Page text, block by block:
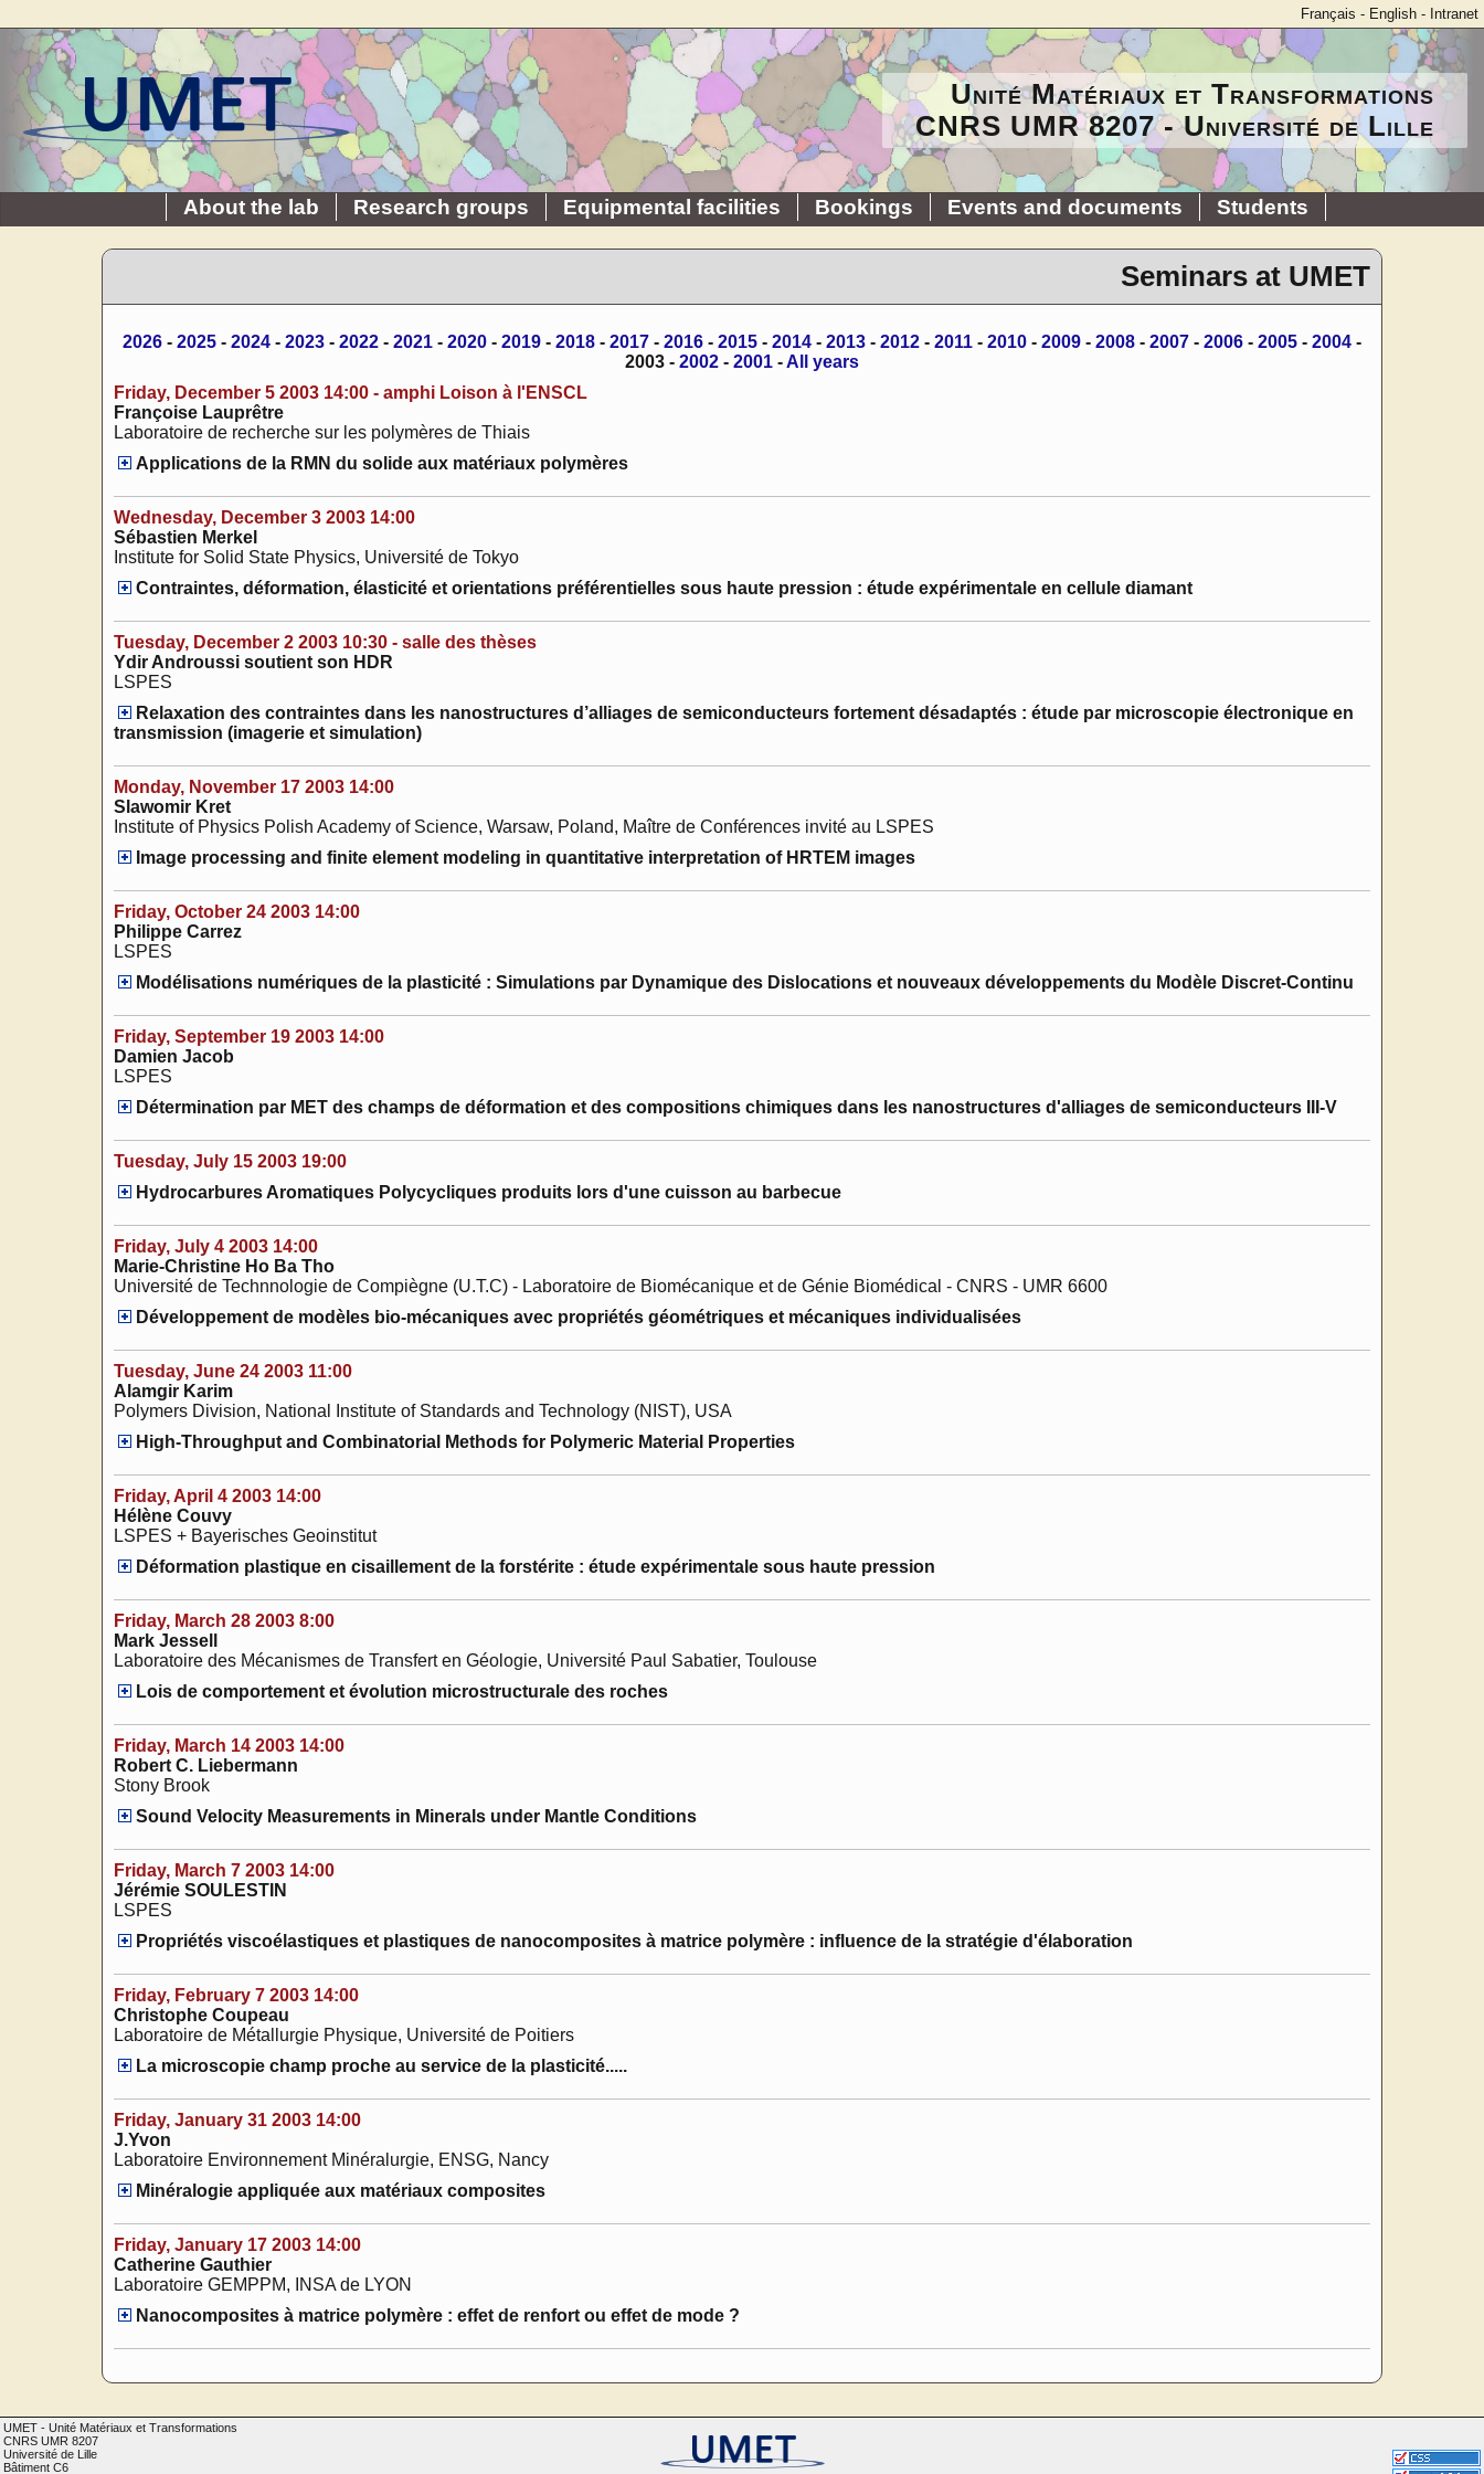
Français - English - Intranet
Unité Matériaux et Transformations
CNRS UMR 8207 - Université de Lille
About the lab Research groups Equipmental facilities Bookings Events and documents Students
Seminars at UMET
2026 - 2025 - 2024 - 2023 - 2022 - 2021 - 2020 - 2019 - 2018 - 2017 - 2016 - 2015 - 2014 - 2013 - 2012 - 2011 - 2010 - 2009 - 2008 - 2007 - 2006 - 2005 - 2004 -
2003 - 2002 - 2001 -All years
Friday, December 5 2003 14:00 - amphi Loison à l'ENSCL
Françoise Lauprêtre
Laboratoire de recherche sur les polymères de Thiais
Applications de la RMN du solide aux matériaux polymères
Wednesday, December 3 2003 14:00
Sébastien Merkel
Institute for Solid State Physics, Université de Tokyo
Contraintes, déformation, élasticité et orientations préférentielles sous haute pression : étude expérimentale en cellule diamant
Tuesday, December 2 2003 10:30 - salle des thèses
Ydir Androussi soutient son HDR
LSPES
Relaxation des contraintes dans les nanostructures d’alliages de semiconducteurs fortement désadaptés : étude par microscopie électronique en
transmission (imagerie et simulation)
Monday, November 17 2003 14:00
Slawomir Kret
Institute of Physics Polish Academy of Science, Warsaw, Poland, Maître de Conférences invité au LSPES
Image processing and finite element modeling in quantitative interpretation of HRTEM images
Friday, October 24 2003 14:00
Philippe Carrez
LSPES
Modélisations numériques de la plasticité : Simulations par Dynamique des Dislocations et nouveaux développements du Modèle Discret-Continu
Friday, September 19 2003 14:00
Damien Jacob
LSPES
Détermination par MET des champs de déformation et des compositions chimiques dans les nanostructures d'alliages de semiconducteurs III-V
Tuesday, July 15 2003 19:00
Hydrocarbures Aromatiques Polycycliques produits lors d'une cuisson au barbecue
Friday, July 4 2003 14:00
Marie-Christine Ho Ba Tho
Université de Technnologie de Compiègne (U.T.C) - Laboratoire de Biomécanique et de Génie Biomédical - CNRS - UMR 6600
Développement de modèles bio-mécaniques avec propriétés géométriques et mécaniques individualisées
Tuesday, June 24 2003 11:00
Alamgir Karim
Polymers Division, National Institute of Standards and Technology (NIST), USA
High-Throughput and Combinatorial Methods for Polymeric Material Properties
Friday, April 4 2003 14:00
Hélène Couvy
LSPES + Bayerisches Geoinstitut
Déformation plastique en cisaillement de la forstérite : étude expérimentale sous haute pression
Friday, March 28 2003 8:00
Mark Jessell
Laboratoire des Mécanismes de Transfert en Géologie, Université Paul Sabatier, Toulouse
Lois de comportement et évolution microstructurale des roches
Friday, March 14 2003 14:00
Robert C. Liebermann
Stony Brook
Sound Velocity Measurements in Minerals under Mantle Conditions
Friday, March 7 2003 14:00
Jérémie SOULESTIN
LSPES
Propriétés viscoélastiques et plastiques de nanocomposites à matrice polymère : influence de la stratégie d'élaboration
Friday, February 7 2003 14:00
Christophe Coupeau
Laboratoire de Métallurgie Physique, Université de Poitiers
La microscopie champ proche au service de la plasticité.....
Friday, January 31 2003 14:00
J.Yvon
Laboratoire Environnement Minéralurgie, ENSG, Nancy
Minéralogie appliquée aux matériaux composites
Friday, January 17 2003 14:00
Catherine Gauthier
Laboratoire GEMPPM, INSA de LYON
Nanocomposites à matrice polymère : effet de renfort ou effet de mode ?
UMET - Unité Matériaux et Transformations
CNRS UMR 8207
Université de Lille
Bâtiment C6